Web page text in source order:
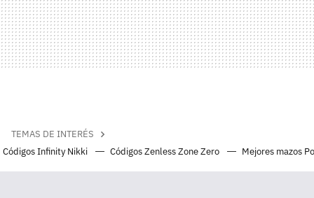
TEMAS DE INTERÉS
Códigos Infinity Nikki
Códigos Zenless Zone Zero Mejores mazos